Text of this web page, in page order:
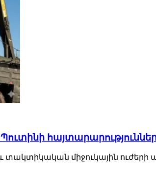
Պուտինի
միջուկային ուժերի